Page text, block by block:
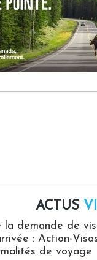
ACTUS
la demande de
: Action-
de voyage